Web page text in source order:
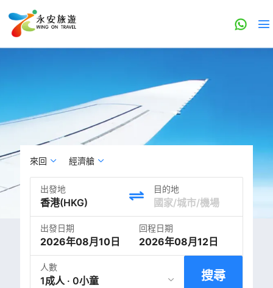
來回 經濟艙
出發地 目的地
出發日期
2026年08月10日
回程日期
2026年08月12日
人數
1成人 · 0小童 搜尋